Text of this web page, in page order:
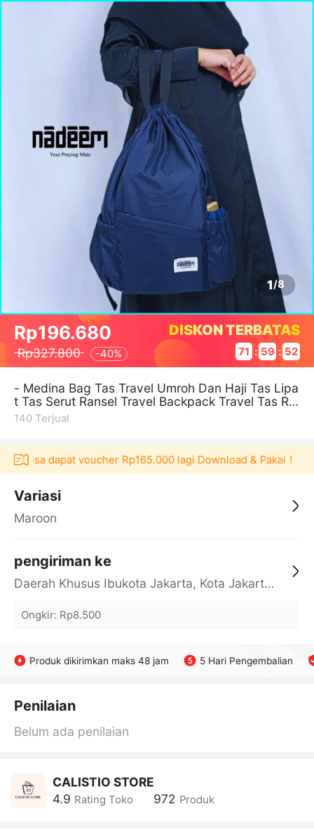
1/8
Rp196.680
Rp327.800 -40%
DISKON TERBATAS
71 : 59 : 52
- Medina Bag Tas Travel Umroh Dan Haji Tas Lipa
t Tas Serut Ransel Travel Backpack Travel Tas Ra
nsel Anti Air Backpack Mu
140 Terjual
bisa dapat voucher Rp165.000 lagi Download & Pakai！
Variasi
Maroon
pengiriman ke
Daerah Khusus Ibukota Jakarta, Kota Jakarta Barat, Cengkareng, yy
Ongkir: Rp8.500
Produk dikirimkan maks 48 jam 5 Hari Pengembalian
Penilaian
Belum ada penilaian
CALISTIO STORE
4.9 Rating Toko 972 Produk